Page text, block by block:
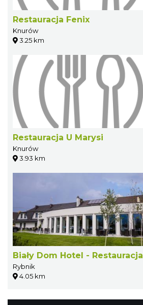
Restauracja Fenix
Knurów
3.25 km
Restauracja U Marysi
Knurów
3.93 km
Biały Dom Hotel - Restauracja
Rybnik
4.05 km